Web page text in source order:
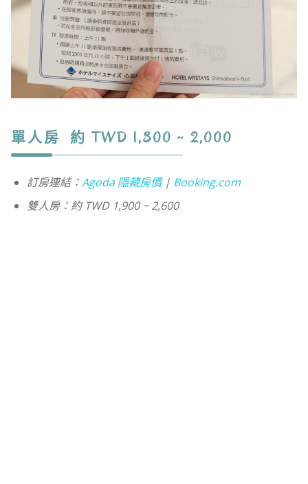
單人房 約 TWD 1,300 ~ 2,000
訂房連結：Agoda 隱藏房價| Booking.com
雙人房：約 TWD 1,900 ~ 2,600